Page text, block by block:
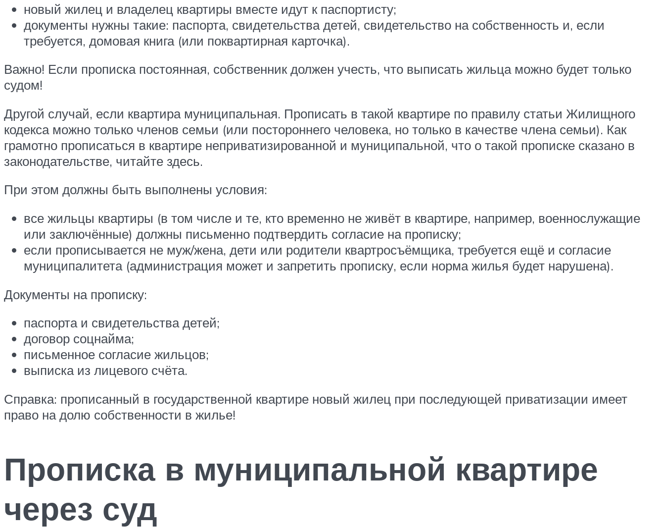
новый жилец и владелец квартиры вместе идут к паспортисту;
документы нужны такие: паспорта, свидетельства детей, свидетельство на собственность и, если
требуется, домовая книга (или поквартирная карточка).
Важно! Если прописка постоянная, собственник должен учесть, что выписать жильца можно будет только
судом!
Другой случай, если квартира муниципальная. Прописать в такой квартире по правилу статьи Жилищного
кодекса можно только членов семьи (или постороннего человека, но только в качестве члена семьи). Как
грамотно прописаться в квартире неприватизированной и муниципальной, что о такой прописке сказано в
законодательстве, читайте здесь.
При этом должны быть выполнены условия:
все жильцы квартиры (в том числе и те, кто временно не живёт в квартире, например, военнослужащие
или заключённые) должны письменно подтвердить согласие на прописку;
если прописывается не муж/жена, дети или родители квартросъёмщика, требуется ещё и согласие
муниципалитета (администрация может и запретить прописку, если норма жилья будет нарушена).
Документы на прописку:
паспорта и свидетельства детей;
договор соцнайма;
письменное согласие жильцов;
выписка из лицевого счёта.
Справка: прописанный в государственной квартире новый жилец при последующей приватизации имеет
право на долю собственности в жилье!
Прописка в муниципальной квартире
через суд